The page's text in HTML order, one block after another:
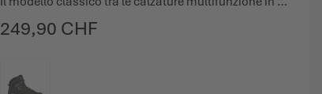
249,90 CHF